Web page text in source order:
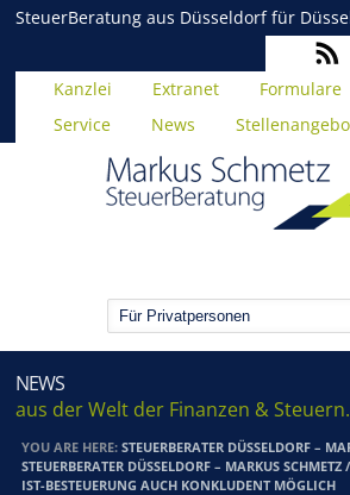
SteuerBeratung aus Düsseldorf für
Kanzlei Extranet Formulare
Service
News
NEWS
aus der Welt der Finanzen & Steuern.
YOU ARE HERE:STEUERBERATER DÜSSELDORF –
STEUERBERATER DÜSSELDORF – MARKUS SCHMETZ /
IST-BESTEUERUNG AUCH KONKLUDENT MÖGLICH